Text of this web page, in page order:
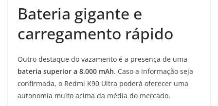
Bateria gigante e
carregamento rápido
Outro destaque do vazamento é a presença de uma
bateria superior a 8.000 mAh. Caso a informação seja
confirmada, o Redmi K90 Ultra poderá oferecer uma
autonomia muito acima da média do mercado.